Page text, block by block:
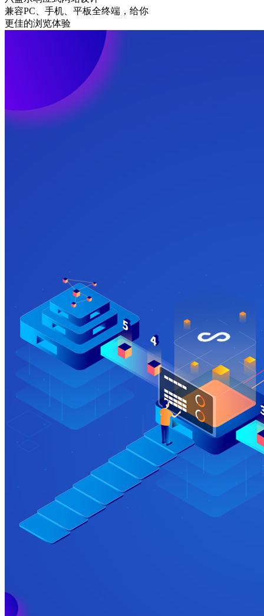
兼容PC、手机、平板全终端，给你
更佳的浏览体验